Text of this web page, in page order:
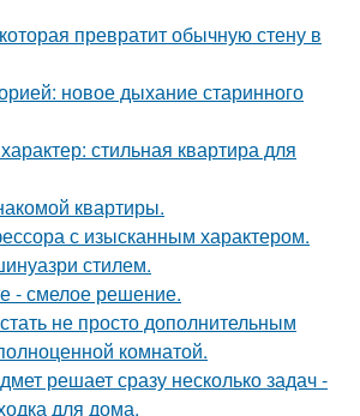
превратит обычную стену в
новое дыхание старинного
стильная квартира для
квартиры.
с изысканным характером.
стилем.
- смелое решение.
не просто дополнительным
комнатой.
решает сразу несколько задач -
для дома.